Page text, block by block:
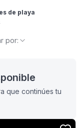
de playa
por:
que continúes tu